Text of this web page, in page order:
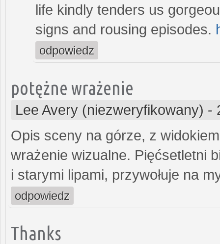
life kindly tenders us
signs and rousing episodes.
odpowiedz
potężne wrażenie
Lee Avery (niezweryfikowany) -
Opis sceny na górze, z
wrażenie wizualne. Pięćsetletni
i starymi lipami, przywołuje na
odpowiedz
Thanks